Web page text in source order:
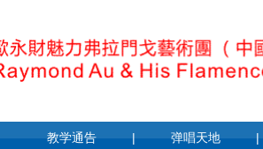
教学通告 | 弹唱天地 |